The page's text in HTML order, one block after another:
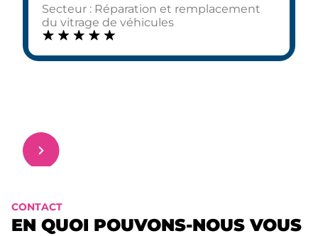
Secteur : Réparation et remplacement
du vitrage de véhicules
CONTACT
EN QUOI POUVONS-NOUS VOUS